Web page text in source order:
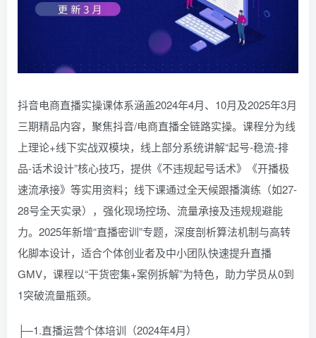
抖音电商直播实操课体系涵盖2024年4月、10月及2025年3月
三期精品内容，聚焦抖音/电商直播全链路实操。课程分为线
上理论+线下实战双模块，线上部分系统讲解“起号-稳流-排
品-话术设计”核心技巧，提供《不违规起号话术》《开播极
速流承接》等实用资料；线下课通过全天候跟播演练（如27-
28号全天实录），强化现场控场、流量承接及违规规避能
力。2025年新增“直播密训”专题，深度剖析算法机制与高转
化脚本设计，适合个体创业者及中小团队快速提升直播
GMV，课程以“干货密集+案例拆解”为特色，助力学员从0到
1突破流量瓶颈。
├─1.直播运营个体培训（2024年4月）